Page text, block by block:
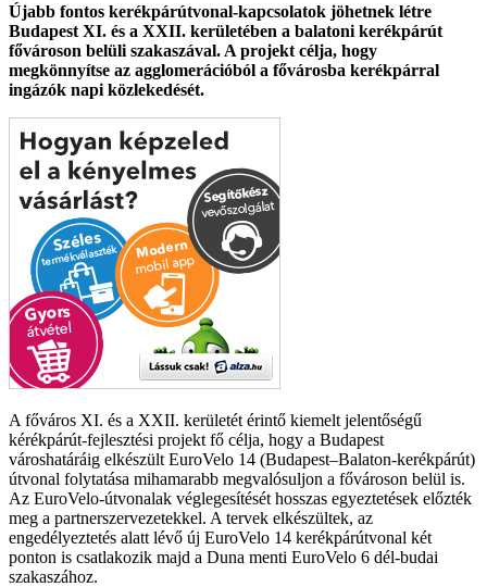
Újabb fontos kerékpárútvonal-kapcsolatok jöhetnek létre
Budapest XI. és a XXII. kerületében a balatoni kerékpárút
fővároson belüli szakaszával. A projekt célja, hogy
megkönnyítse az agglomerációból a fővárosba kerékpárral
ingázók napi közlekedését.
A főváros XI. és a XXII. kerületét érintő kiemelt jelentőségű
kérékpárút-fejlesztési projekt fő célja, hogy a Budapest
városhatáráig elkészült EuroVelo 14 (Budapest–Balaton-kerékpárút)
útvonal folytatása mihamarabb megvalósuljon a fővároson belül is.
Az EuroVelo-útvonalak véglegesítését hosszas egyeztetések előzték
meg a partnerszervezetekkel. A tervek elkészültek, az
engedélyeztetés alatt lévő új EuroVelo 14 kerékpárútvonal két
ponton is csatlakozik majd a Duna menti EuroVelo 6 dél-budai
szakaszához.